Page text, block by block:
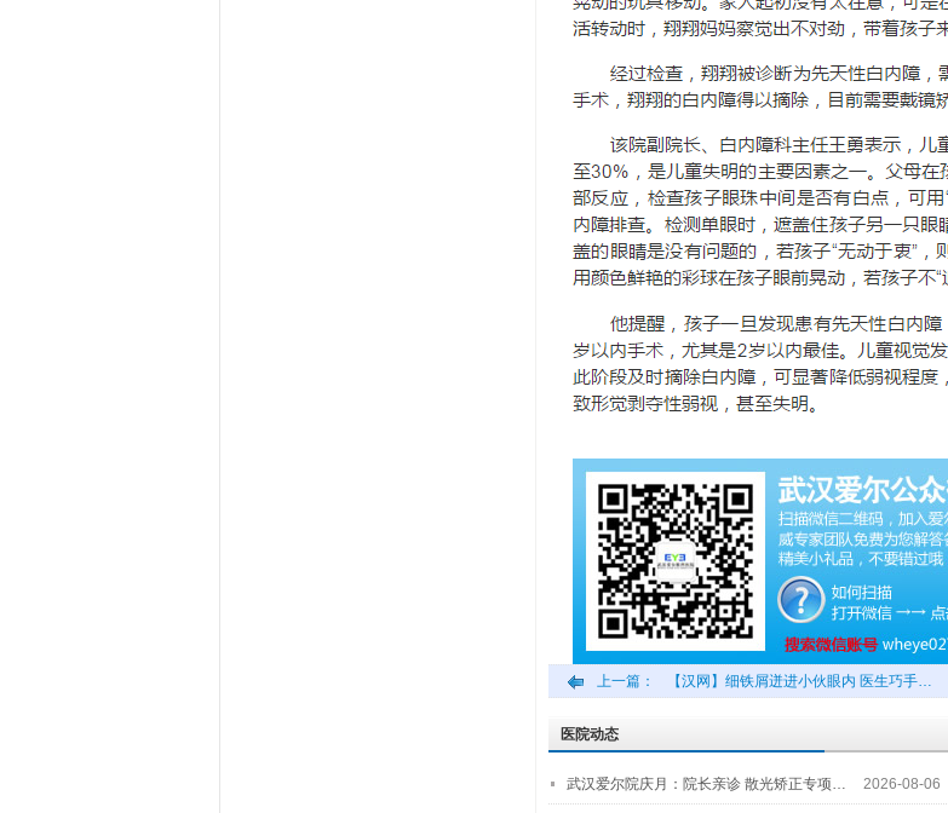
上一篇： 【汉网】细铁屑迸进小伙眼内 医生巧手…
医院动态
武汉爱尔院庆月：院长亲诊 散光矫正专项… 2026-08-06